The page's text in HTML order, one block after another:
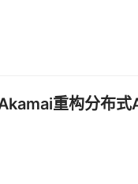
重构分布式